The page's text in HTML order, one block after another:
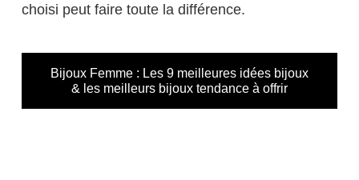
choisi peut faire toute la différence.
Bijoux Femme : Les 9 meilleures idées bijoux
& les meilleurs bijoux tendance à offrir